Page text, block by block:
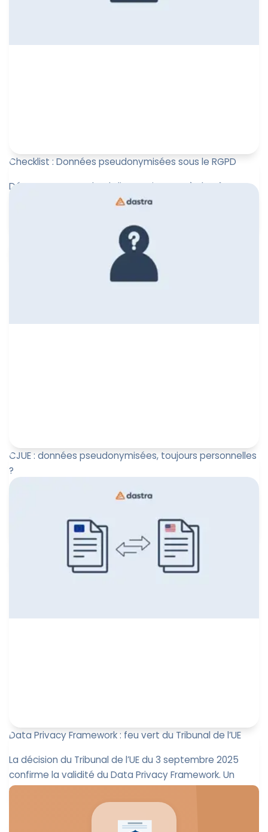
Checklist : Données pseudonymisées sous le RGPD
Découvrez notre check-list pratique après l’arrêt SRB c.
EDPS de la CJUE (4 sept. 2025). Apprenez à évaluer les
9 septembre 2025
CJUE : données pseudonymisées, toujours personnelles
?
Arrêt du 4 septembre 2025 : la CJUE reconnaît que la
l’identification...
Leïla Sayssa
5 septembre 2025
Data Privacy Framework : feu vert du Tribunal de l’UE
La décision du Tribunal de l’UE du 3 septembre 2025
confirme la validité du Data Privacy Framework. Un
signal fort pour ...
Leïla Sayssa